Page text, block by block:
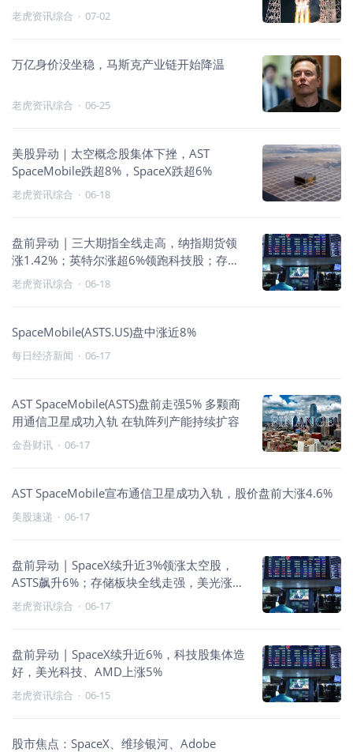
老虎资讯综合 · 07-02
万亿身价没坐稳，马斯克产业链开始降温
老虎资讯综合 · 06-25
美股异动｜太空概念股集体下挫，AST
SpaceMobile跌超8%，SpaceX跌超6%
老虎资讯综合 · 06-18
盘前异动 | 三大期指全线走高，纳指期货领
涨1.42%；英特尔涨超6%领跑科技股；存储
板块集体走强；中概股承压走弱
老虎资讯综合 · 06-18
SpaceMobile(ASTS.US)盘中涨近8%
每日经济新闻 · 06-17
AST SpaceMobile(ASTS)盘前走强5% 多颗商
用通信卫星成功入轨 在轨阵列产能持续扩容
金吾财讯 · 06-17
AST SpaceMobile宣布通信卫星成功入轨，股价盘前大涨4.6%
美股速递 · 06-17
盘前异动 | SpaceX续升近3%领涨太空股，
ASTS飙升6%；存储板块全线走强，美光涨近
5%
老虎资讯综合 · 06-17
盘前异动 | SpaceX续升近6%，科技股集体造
好，美光科技、AMD上涨5%
老虎资讯综合 · 06-15
股市焦点：SpaceX、维珍银河、Adobe